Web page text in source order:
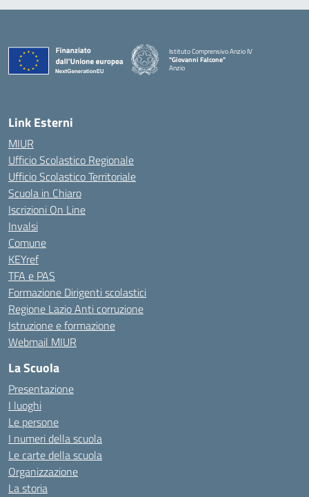
Istituto Comprensivo Anzio IV
"Giovanni Falcone"
Anzio
Link Esterni
MIUR
Ufficio Scolastico Regionale
Ufficio Scolastico Territoriale
Scuola in Chiaro
Iscrizioni On Line
Invalsi
Comune
KEYref
TFA e PAS
Formazione Dirigenti scolastici
Regione Lazio Anti corruzione
Istruzione e formazione
Webmail MIUR
La Scuola
Presentazione
I luoghi
Le persone
I numeri della scuola
Le carte della scuola
Organizzazione
La storia